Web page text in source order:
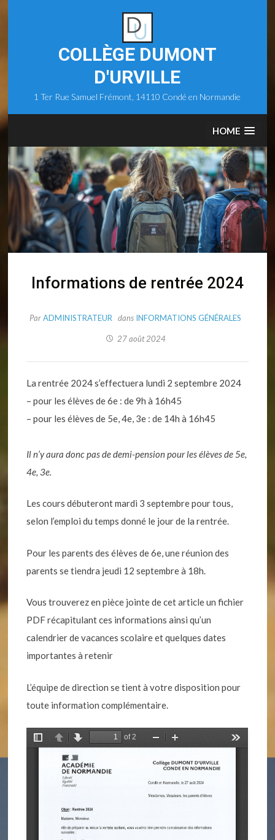
COLLÈGE DUMONT
D'URVILLE
1 Ter Rue Samuel Frémont, 14110 Condé en Normandie
HOME
Informations de rentrée 2024
ParADMINISTRATEUR dans INFORMATIONS GÉNÉRALES
27 août 2024
La rentrée 2024 s’effectuera lundi 2 septembre 2024
– pour les élèves de 6e : de 9h à 16h45
– pour les élèves de 5e, 4e, 3e : de 14h à 16h45
Il n’y aura donc pas de demi-pension pour les élèves de 5e,
4e, 3e.
Les cours débuteront mardi 3 septembre pour tous,
selon l’emploi du temps donné le jour de la rentrée.
Pour les parents des élèves de 6e, une réunion des
parents se tiendra jeudi 12 septembre à 18h.
Vous trouverez en pièce jointe de cet article un fichier
PDF récapitulant ces informations ainsi qu’un
calendrier de vacances scolaire et quelques dates
importantes à retenir
L’équipe de direction se tient à votre disposition pour
toute information complémentaire.